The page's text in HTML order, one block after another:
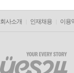
회사소개 인재채용 이용